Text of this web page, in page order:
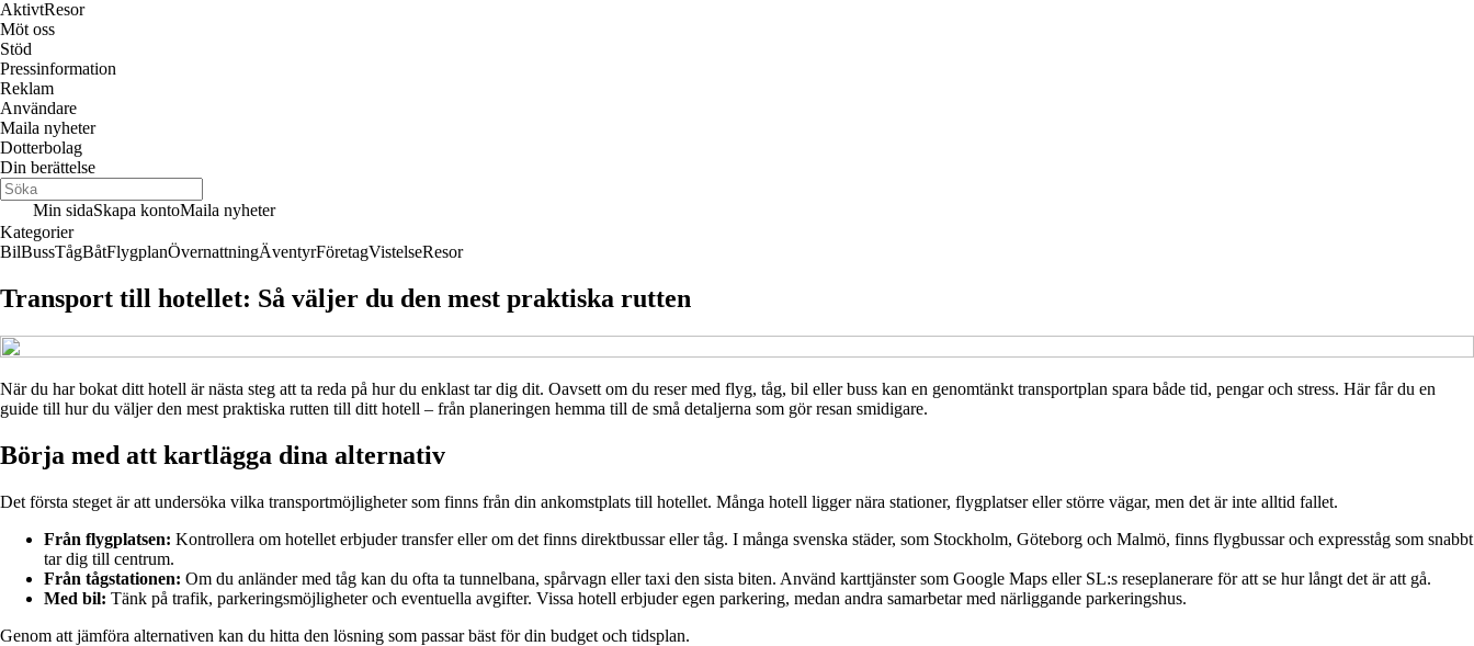
AktivtResor
Möt oss
Stöd
Pressinformation
Reklam
Användare
Maila nyheter
Dotterbolag
Din berättelse
Min sidaSkapa kontoMaila nyheter
Kategorier
BilBussTågBåtFlygplanÖvernattningÄventyrFöretagVistelseResor
Transport till hotellet: Så väljer du den mest praktiska rutten
När du har bokat ditt hotell är nästa steg att ta reda på hur du enklast tar dig dit. Oavsett om du reser med flyg, tåg, bil eller buss kan en genomtänkt transportplan spara både tid, pengar och stress. Här får du en
guide till hur du väljer den mest praktiska rutten till ditt hotell – från planeringen hemma till de små detaljerna som gör resan smidigare.
Börja med att kartlägga dina alternativ
Det första steget är att undersöka vilka transportmöjligheter som finns från din ankomstplats till hotellet. Många hotell ligger nära stationer, flygplatser eller större vägar, men det är inte alltid fallet.
Från flygplatsen: Kontrollera om hotellet erbjuder transfer eller om det finns direktbussar eller tåg. I många svenska städer, som Stockholm, Göteborg och Malmö, finns flygbussar och expresståg som snabbt
tar dig till centrum.
Från tågstationen: Om du anländer med tåg kan du ofta ta tunnelbana, spårvagn eller taxi den sista biten. Använd karttjänster som Google Maps eller SL:s reseplanerare för att se hur långt det är att gå.
Med bil: Tänk på trafik, parkeringsmöjligheter och eventuella avgifter. Vissa hotell erbjuder egen parkering, medan andra samarbetar med närliggande parkeringshus.
Genom att jämföra alternativen kan du hitta den lösning som passar bäst för din budget och tidsplan.